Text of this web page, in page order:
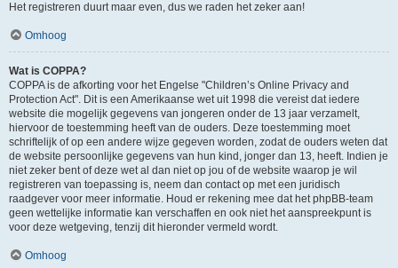
Het registreren duurt maar even, dus we raden het zeker aan!
Omhoog
Wat is COPPA?
COPPA is de afkorting voor het Engelse "Children’s Online Privacy and
Protection Act". Dit is een Amerikaanse wet uit 1998 die vereist dat iedere
website die mogelijk gegevens van jongeren onder de 13 jaar verzamelt,
hiervoor de toestemming heeft van de ouders. Deze toestemming moet
schriftelijk of op een andere wijze gegeven worden, zodat de ouders weten dat
de website persoonlijke gegevens van hun kind, jonger dan 13, heeft. Indien je
niet zeker bent of deze wet al dan niet op jou of de website waarop je wil
registreren van toepassing is, neem dan contact op met een juridisch
raadgever voor meer informatie. Houd er rekening mee dat het phpBB-team
geen wettelijke informatie kan verschaffen en ook niet het aanspreekpunt is
voor deze wetgeving, tenzij dit hieronder vermeld wordt.
Omhoog